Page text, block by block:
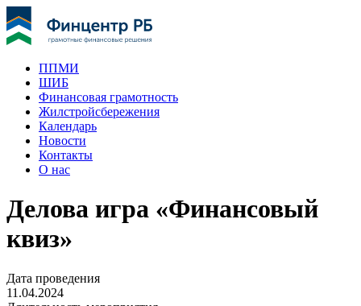
ППМИ
ШИБ
Финансовая грамотность
Жилстройсбережения
Календарь
Новости
Контакты
О нас
Делова игра «Финансовый
квиз»
Дата проведения
11.04.2024